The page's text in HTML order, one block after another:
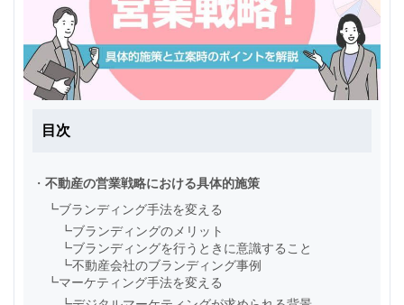
目次
・ 不動産の営業戦略における具体的施策
┗ブランディング手法を変える
┗ブランディングのメリット
┗ブランディングを行うときに意識すること
┗不動産会社のブランディング事例
┗マーケティング手法を変える